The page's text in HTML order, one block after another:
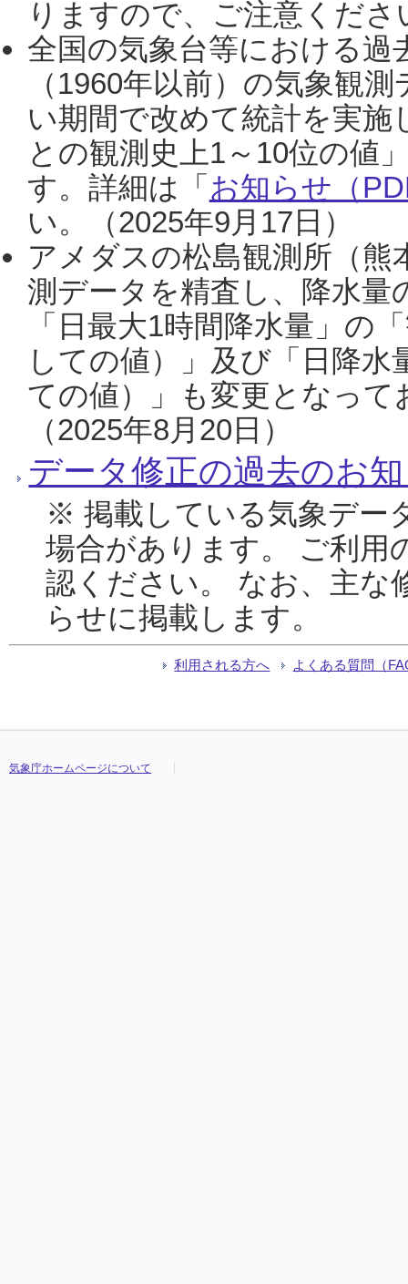
りますので、ご注意くだ
全国の気象台等における過
（1960年以前）の気象観
い期間で改めて統計を実
との観測史上1～10位の値
す。詳細は「 お知らせ（
い。（2025年9月17日）
アメダスの松島観測所（熊
測データを精査し、降水
「日最大1時間降水量」の
しての値）」及び「日降
ての値）」も変更となっ
（2025年8月20日）
データ修正の過去のお
※ 掲載している気象デー
場合があります。 ご利用
認ください。 なお、主な
らせに掲載します。
利用される方へ よくある質問（
気象庁ホームページについて